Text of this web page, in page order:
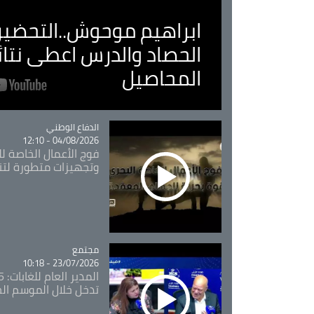
ابراهيم
الحصاد والدرس اعطى
المحاصيل
Catégorie
الدفاع الوطني
04/08/2026 - 12:10
فوج الأعمال الخاصة
وتجهيزات متطورة
Catégorie
مجتمع
23/07/2026 - 10:18
تدخل خلال الموسم